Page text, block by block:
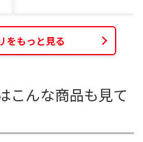
をもっと見る
こんな商品も見て